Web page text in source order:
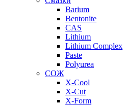
Barium
Bentonite
CAS
Lithium
Lithium Complex
Paste
Polyurea
СОЖ
X-Cool
X-Cut
X-Form